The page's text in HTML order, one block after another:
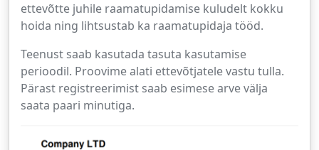
ettevõtte juhile raamatupidamise kuludelt kokku
hoida ning lihtsustab ka raamatupidaja tööd.
Teenust saab kasutada tasuta kasutamise
perioodil. Proovime alati ettevõtjatele vastu tulla.
Pärast registreerimist saab esimese arve välja
saata paari minutiga.